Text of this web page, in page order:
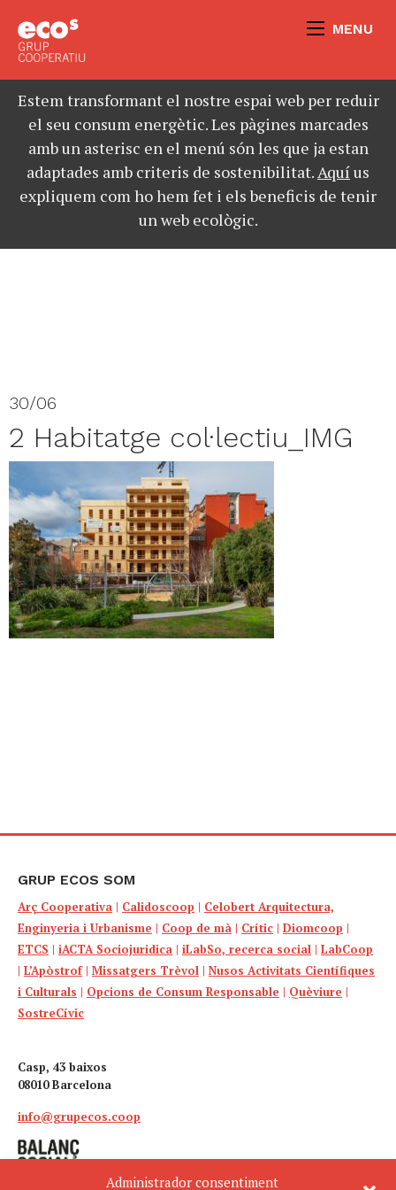
Administrador consentiment
MENU
Estem transformant el nostre espai web per reduir
el seu consum energètic. Les pàgines marcades
amb un asterisc en el menú són les que ja estan
adaptades amb criteris de sostenibilitat.Aquíus
expliquem com ho hem fet i els beneficis de tenir
un web ecològic.
30/06
2 Habitatge col·lectiu_IMG
GRUP ECOS SOM
Arç Cooperativa | Calidoscoop | Celobert Arquitectura,
Enginyeria i Urbanisme | Coop de mà | Crític | Diomcoop |
ETCS | iACTA Sociojuridica | iLabSo, recerca social | LabCoop
| L’Apòstrof| Missatgers Trèvol | Nusos Activitats Científiques
i Culturals | Opcions de Consum Responsable | Quèviure |
SostreCívic
Casp, 43 baixos
08010 Barcelona
info@grupecos.coop